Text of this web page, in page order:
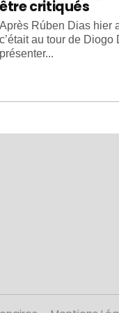
être critiqués
Après Rúben Dias hier
c’était au tour de Diogo
présenter...